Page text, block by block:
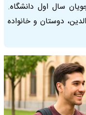
سال اول دانشگاه.
دوستان و خانواده